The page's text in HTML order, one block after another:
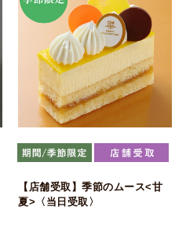
【店舗受取】季節のムース<甘
夏>〈当日受取〉